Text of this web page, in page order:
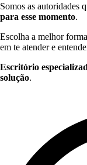
Somos as autoridades
para esse momento.
Escolha a melhor
em te atender e
Escritório
solução.